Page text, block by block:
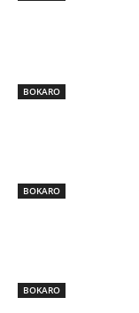
BOKARO
BOKARO
BOKARO